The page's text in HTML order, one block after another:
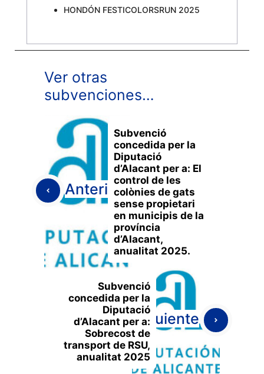
HONDÓN FESTICOLORSRUN 2025
Ver otras
subvenciones…
Anterior
Subvenció
concedida per la
Diputació
d’Alacant per a: El
control de les
colònies de gats
sense propietari
en municipis de la
província
d’Alacant,
anualitat 2025.
Subvenció
concedida per la
Diputació
d’Alacant per a:
Sobrecost de
transport de RSU,
anualitat 2025
Siguiente